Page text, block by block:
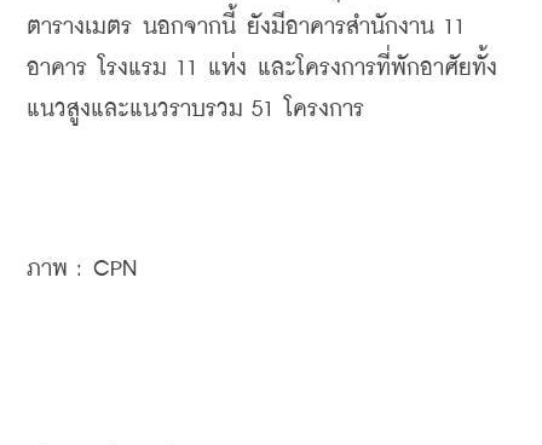
ตารางเมตร นอกจากนี้ ยังมีอาคารสำนักงาน 11
อาคาร โรงแรม 11 แห่ง และโครงการที่พักอาศัยทั้ง
แนวสูงและแนวราบรวม 51 โครงการ
ภาพ : CPN